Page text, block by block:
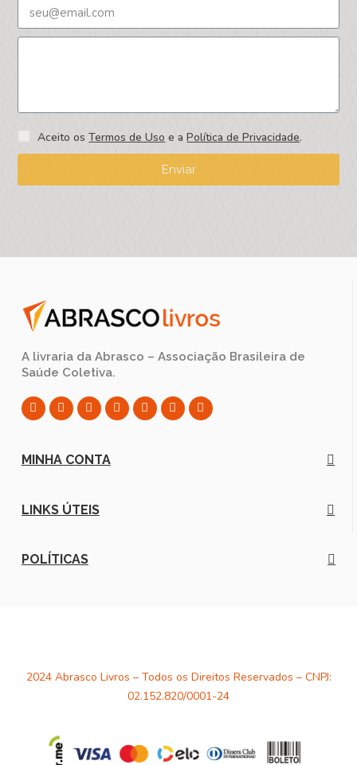
Aceito osTermos de Uso e aPolítica de Privacidade.
Enviar
A livraria da Abrasco – Associação Brasileira de
Saúde Coletiva.
MINHA CONTA
LINKS ÚTEIS
POLÍTICAS
2024 Abrasco Livros – Todos os Direitos Reservados – CNPJ:
02.152.820/0001-24